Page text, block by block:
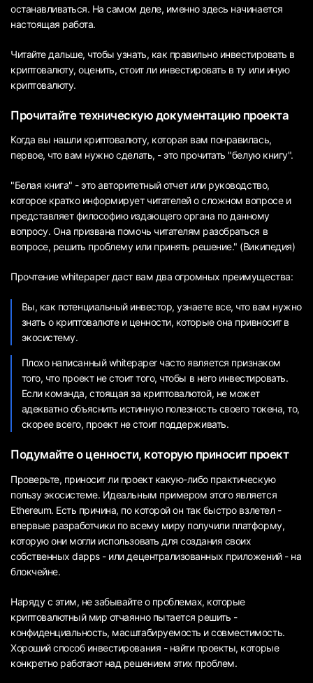
останавливаться. На самом деле, именно здесь начинается
настоящая работа.
Читайте дальше, чтобы узнать, как правильно инвестировать в
криптовалюту, оценить, стоит ли инвестировать в ту или иную
криптовалюту.
Прочитайте техническую документацию проекта
Когда вы нашли криптовалюту, которая вам понравилась,
первое, что вам нужно сделать, - это прочитать "белую книгу".
"Белая книга" - это авторитетный отчет или руководство,
которое кратко информирует читателей о сложном вопросе и
представляет философию издающего органа по данному
вопросу. Она призвана помочь читателям разобраться в
вопросе, решить проблему или принять решение." (Википедия)
Прочтение whitepaper даст вам два огромных преимущества:
Вы, как потенциальный инвестор, узнаете все, что вам нужно
знать о криптовалюте и ценности, которые она привносит в
экосистему.
Плохо написанный whitepaper часто является признаком
того, что проект не стоит того, чтобы в него инвестировать.
Если команда, стоящая за криптовалютой, не может
адекватно объяснить истинную полезность своего токена, то,
скорее всего, проект не стоит поддерживать.
Подумайте о ценности, которую приносит проект
Проверьте, приносит ли проект какую-либо практическую
пользу экосистеме. Идеальным примером этого является
Ethereum. Есть причина, по которой он так быстро взлетел -
впервые разработчики по всему миру получили платформу,
которую они могли использовать для создания своих
собственных dapps - или децентрализованных приложений - на
блокчейне.
Наряду с этим, не забывайте о проблемах, которые
криптовалютный мир отчаянно пытается решить -
конфиденциальность, масштабируемость и совместимость.
Хороший способ инвестирования - найти проекты, которые
конкретно работают над решением этих проблем.